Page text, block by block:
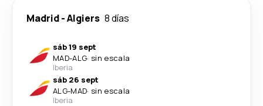
Madrid-Algiers 8 días
sáb 19 sept
MAD-ALG· sin escala
Iberia
sáb 26 sept
ALG-MAD· sin escala
Iberia